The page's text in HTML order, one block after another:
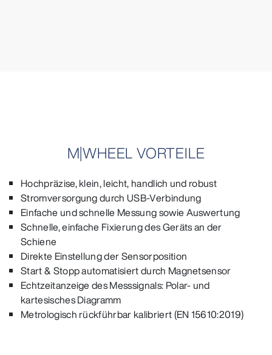
M|WHEEL VORTEILE
Hochpräzise, klein, leicht, handlich und robust
Stromversorgung durch USB-Verbindung
Einfache und schnelle Messung sowie Auswertung
Schnelle, einfache Fixierung des Geräts an der
Schiene
Direkte Einstellung der Sensorposition
Start & Stopp automatisiert durch Magnetsensor
Echtzeitanzeige des Messsignals: Polar- und
kartesisches Diagramm
Metrologisch rückführbar kalibriert (EN 15610:2019)